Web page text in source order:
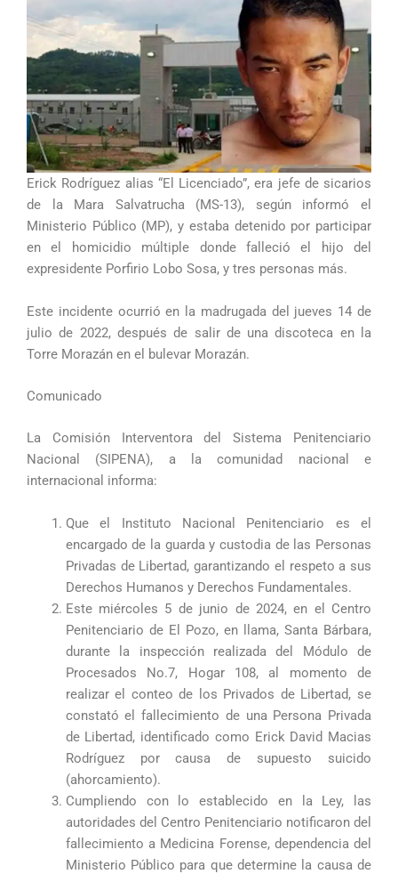
Erick Rodríguez alias “El Licenciado”, era jefe de sicarios
de la Mara Salvatrucha (MS-13), según informó el
Ministerio Público (MP), y estaba detenido por participar
en el homicidio múltiple donde falleció el hijo del
expresidente Porfirio Lobo Sosa, y tres personas más.
Este incidente ocurrió en la madrugada del jueves 14 de
julio de 2022, después de salir de una discoteca en la
Torre Morazán en el bulevar Morazán.
Comunicado
La Comisión Interventora del Sistema Penitenciario
Nacional (SIPENA), a la comunidad nacional e
internacional informa:
Que el Instituto Nacional Penitenciario es el
encargado de la guarda y custodia de las Personas
Privadas de Libertad, garantizando el respeto a sus
Derechos Humanos y Derechos Fundamentales.
Este miércoles 5 de junio de 2024, en el Centro
Penitenciario de El Pozo, en llama, Santa Bárbara,
durante la inspección realizada del Módulo de
Procesados No.7, Hogar 108, al momento de
realizar el conteo de los Privados de Libertad, se
constató el fallecimiento de una Persona Privada
de Libertad, identificado como Erick David Macias
Rodríguez por causa de supuesto suicido
(ahorcamiento).
Cumpliendo con lo establecido en la Ley, las
autoridades del Centro Penitenciario notificaron del
fallecimiento a Medicina Forense, dependencia del
Ministerio Público para que determine la causa de